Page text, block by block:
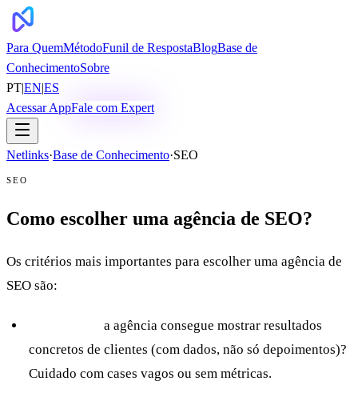
Para QuemMétodoFunil de RespostaBlogBase de
ConhecimentoSobre
PT|EN|ES
Acessar AppFale com Expert
Netlinks·Base de Conhecimento·SEO
SEO
Como escolher uma agência de SEO?
Os critérios mais importantes para escolher uma agência de
SEO são:
a agência consegue mostrar resultados
concretos de clientes (com dados, não só depoimentos)?
Cuidado com cases vagos ou sem métricas.